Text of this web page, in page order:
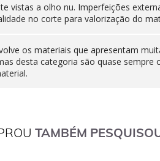
vistas a olho nu. Imperfeições
no corte para valorização do
os materiais que apresentam
desta categoria são quase
TAMBÉM